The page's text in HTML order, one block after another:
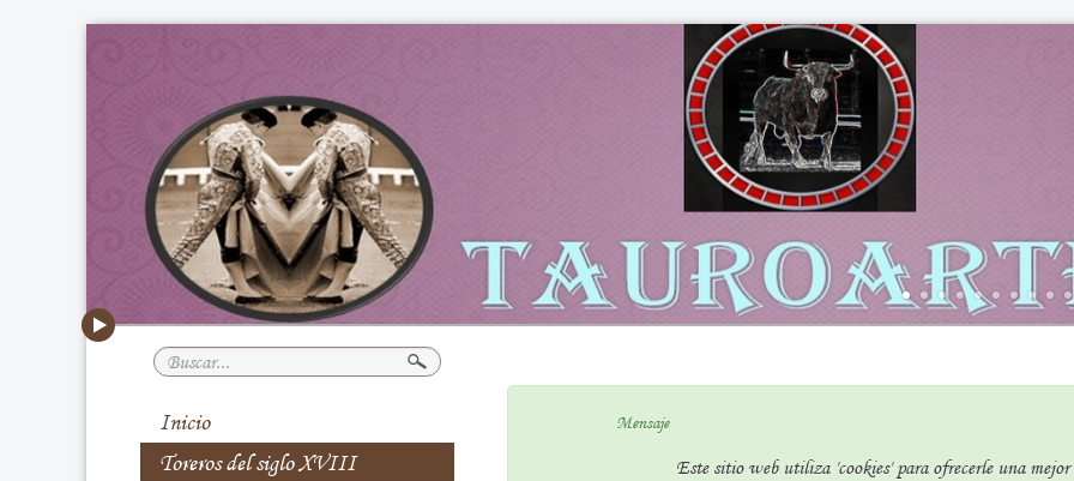
Buscar...
Inicio
Toreros del siglo XVIII
Mensaje
Este sitio web utiliza 'cookies' para ofrecerle una mejor